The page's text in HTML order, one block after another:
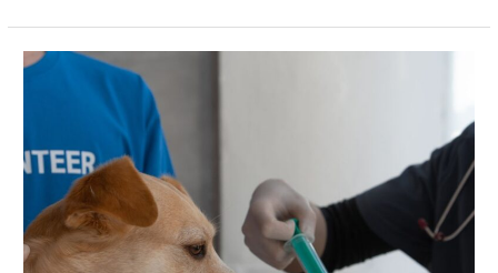
Comienza
Campaña
Vacunación